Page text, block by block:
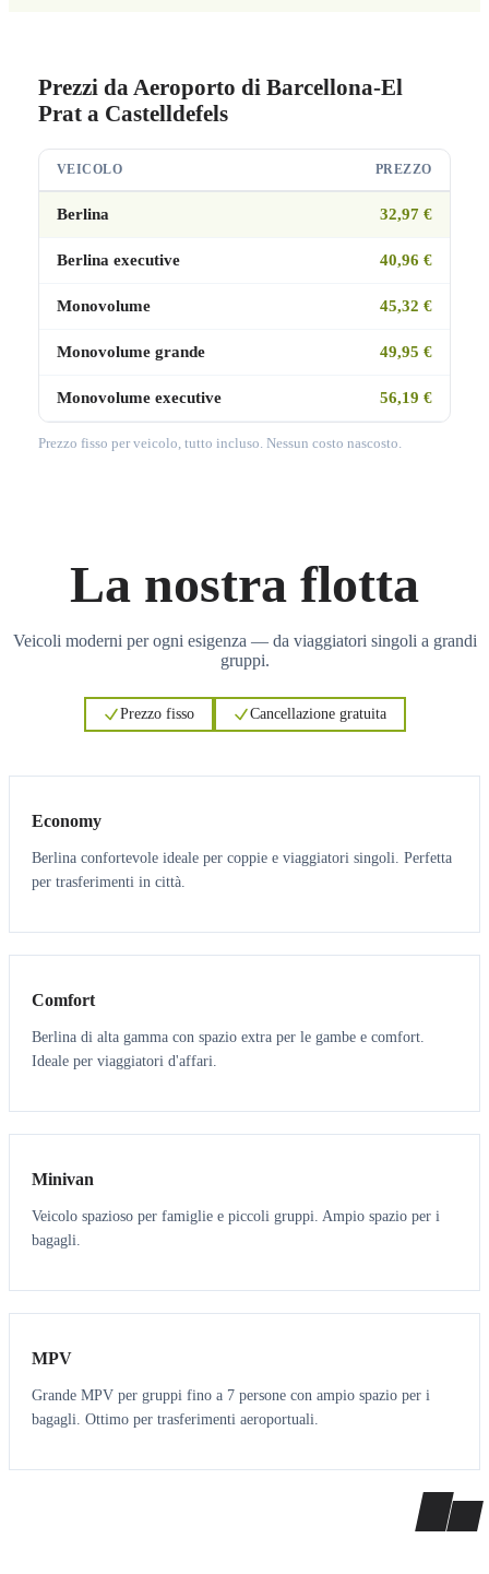
Prezzi da Aeroporto di Barcellona-El
Prat a Castelldefels
VEICOLO PREZZO
Berlina 32,97 €
Berlina executive 40,96 €
Monovolume 45,32 €
Monovolume grande 49,95 €
Monovolume executive 56,19 €
Prezzo fisso per veicolo, tutto incluso. Nessun costo nascosto.
La nostra flotta
Veicoli moderni per ogni esigenza — da viaggiatori singoli a grandi
gruppi.
Prezzo fisso Cancellazione gratuita
Economy
Berlina confortevole ideale per coppie e viaggiatori singoli. Perfetta
per trasferimenti in città.
3 3
Comfort
Berlina di alta gamma con spazio extra per le gambe e comfort.
Ideale per viaggiatori d'affari.
6 5
Minivan
Veicolo spazioso per famiglie e piccoli gruppi. Ampio spazio per i
bagagli.
7 7
MPV
Grande MPV per gruppi fino a 7 persone con ampio spazio per i
bagagli. Ottimo per trasferimenti aeroportuali.